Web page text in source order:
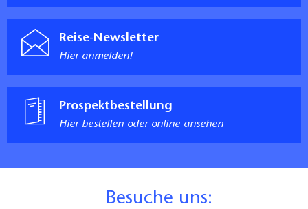
Reise-Newsletter
Hier anmelden!
Prospektbestellung
Hier bestellen oder online ansehen
Besuche uns: